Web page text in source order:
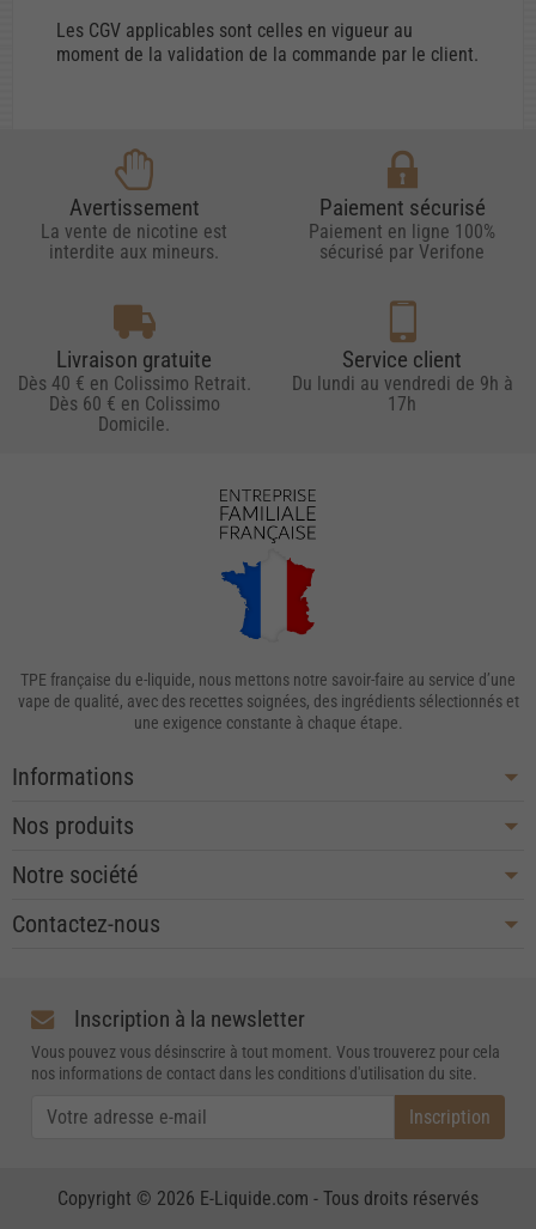
Les CGV applicables sont celles en vigueur au
moment de la validation de la commande par le client.
Avertissement
La vente de nicotine est
interdite aux mineurs.
Paiement sécurisé
Paiement en ligne 100%
sécurisé par Verifone
Livraison gratuite
Dès 40 € en Colissimo Retrait.
Dès 60 € en Colissimo
Domicile.
Service client
Du lundi au vendredi de 9h à
17h
TPE française du e-liquide, nous mettons notre savoir-faire au service d’une
vape de qualité, avec des recettes soignées, des ingrédients sélectionnés et
une exigence constante à chaque étape.
Informations
Nos produits
Notre société
Contactez-nous
Inscription à la newsletter
Vous pouvez vous désinscrire à tout moment. Vous trouverez pour cela
nos informations de contact dans les conditions d'utilisation du site.
Copyright © 2026 E-Liquide.com - Tous droits réservés